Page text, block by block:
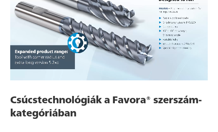
Csúcstechnológiák a Favora® szerszám-
kategóriában